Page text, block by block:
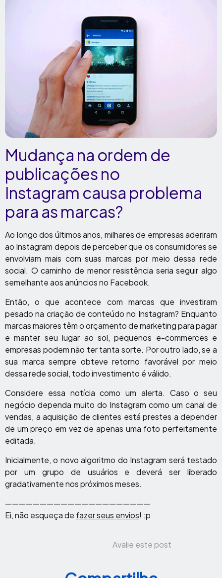
Mudança na ordem de
publicações no
Instagram causa problema
para as marcas?
Ao longo dos últimos anos, milhares de empresas aderiram
ao Instagram depois de perceber que os consumidores se
envolviam mais com suas marcas por meio dessa rede
social. O caminho de menor resistência seria seguir algo
semelhante aos anúncios no Facebook.
Então, o que acontece com marcas que investiram
pesado na criação de conteúdo no Instagram? Enquanto
marcas maiores têm o orçamento de marketing para pagar
e manter seu lugar ao sol, pequenos e-commerces e
empresas podem não ter tanta sorte. Por outro lado, se a
sua marca sempre obteve retorno favorável por meio
dessa rede social, todo investimento é válido.
Considere essa notícia como um alerta. Caso o seu
negócio dependa muito do Instagram como um canal de
vendas, a aquisição de clientes está prestes a depender
de um preço em vez de apenas uma foto perfeitamente
editada.
Inicialmente, o novo algoritmo do Instagram será testado
por um grupo de usuários e deverá ser liberado
gradativamente nos próximos meses.
—————————————————————
Ei, não esqueça de fazer seus envios! :p
Avalie este post